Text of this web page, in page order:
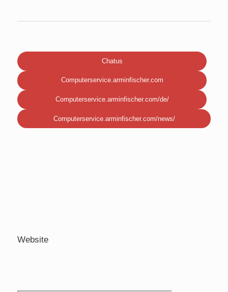
Chatus
Computerservice.arminfischer.com
Computerservice.arminfischer.com/de/
Computerservice.arminfischer.com/news/
Website